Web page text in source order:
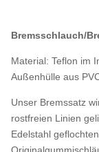
Bremsschlauch/
Material: Teflon im
Außenhülle aus
Unser Bremssatz
rostfreien Linien
Edelstahl